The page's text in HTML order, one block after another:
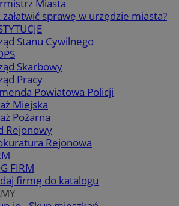
Miasta
załatwić sprawę w urzędzie miasta?
Stanu Cywilnego
Skarbowy
Pracy
Powiatowa Policji
Miejska
Pożarna
Rejonowy
Rejonowa
FIRM
firmę do katalogu